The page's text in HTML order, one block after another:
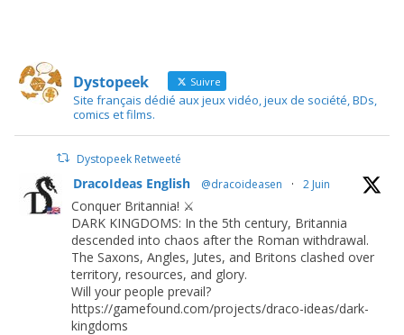
Dystopeek Suivre
Site français dédié aux jeux vidéo, jeux de société, BDs,
comics et films.
Dystopeek Retweeté
DracoIdeas English @dracoideasen · 2 Juin
Conquer Britannia! ⚔️
DARK KINGDOMS: In the 5th century, Britannia
descended into chaos after the Roman withdrawal.
The Saxons, Angles, Jutes, and Britons clashed over
territory, resources, and glory.
Will your people prevail?
https://gamefound.com/projects/draco-ideas/dark-
kingdoms